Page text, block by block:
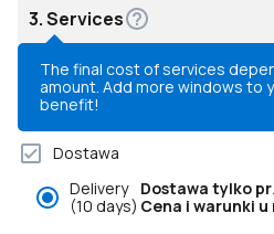
3.Services
The final cost of services
amount. Add more windows to
benefit!
Dostawa
Delivery
(10 days)
Dostawa tylko
Cena i warunki